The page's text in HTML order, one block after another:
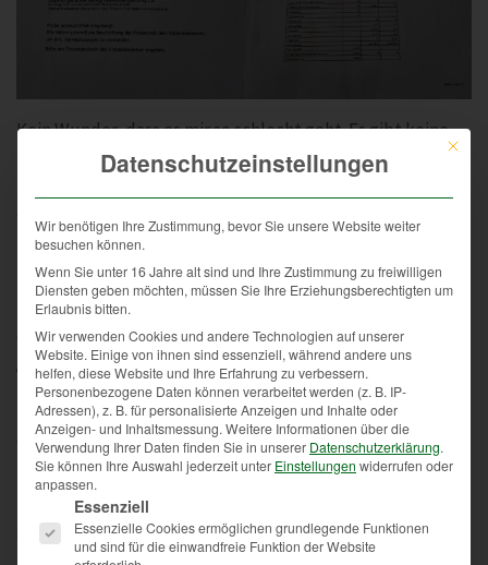
Kein Wunder, dass es mir so schlecht geht. Es gibt keine
Tabletten dagegen. Nur Infusionen. Und Dr. Polachova
meint wieder ambulant im LKH! Sie ist eine gute Ärztin,
Stationär in Enzenbach! Andere Geschichte. Dauerte bis
September bis endlich alles geklärt ist und ich in
Enzenbach landete!
Gott sei Dank erlebe ich viel Positives: Meine praktische
Ärztin ist super! Ihr bleibe ich auf jeden Fall treu. Rezepte
und Überweisungen über Mail, Karte nur 1x pro Quartal.
Das schaffe ich mit dem Taxi, oder ich gebe sie jemand mit.
Wenn ich einen Termin habe, nimmt sie sich Zeit, hört zu
und ich hake alle meine Wünsche ab. Sie hat nicht nur die
Überweisung für den Rollator ausgestellt, sie hat auch
gleich angesucht. Und ich bekam die Bewilligung! Das
baut auf.
Mit
Datenschutzeinstellungen
Wir benötigen Ihre Zustimmung, bevor Sie unsere Website weiter
besuchen können.
Wenn Sie unter 16 Jahre alt sind und Ihre Zustimmung zu freiwilligen
Diensten geben möchten, müssen Sie Ihre Erziehungsberechtigten um
Erlaubnis bitten.
Wir verwenden Cookies und andere Technologien auf unserer
Website. Einige von ihnen sind essenziell, während andere uns
helfen, diese Website und Ihre Erfahrung zu verbessern.
Personenbezogene Daten können verarbeitet werden (z. B. IP-
Adressen), z. B. für personalisierte Anzeigen und Inhalte oder
Anzeigen- und Inhaltsmessung. Weitere Informationen über die
Verwendung Ihrer Daten finden Sie in unserer Datenschutzerklärung.
Sie können Ihre Auswahl jederzeit unter Einstellungen widerrufen oder
anpassen.
Es folgt eine Liste der Service-Gruppen, für die eine
Essenziell
Essenzielle Cookies ermöglichen grundlegende Funktionen
und sind für die einwandfreie Funktion der Website